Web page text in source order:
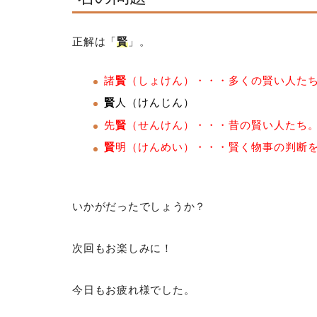
正解は「賢」。
諸賢 （しょけん）・・・多くの賢い人たち
賢 人（けんじん）
先賢 （せんけん）・・・昔の賢い人たち。
賢明（けんめい）・・・賢く物事の判断
いかがだったでしょうか？
次回もお楽しみに！
今日もお疲れ様でした。